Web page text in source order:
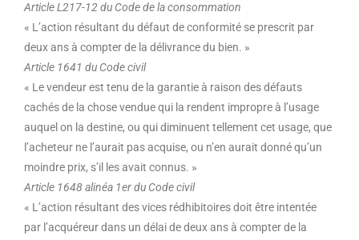
Article L217-12 du Code de la consommation
« L’action résultant du défaut de conformité se prescrit par
deux ans à compter de la délivrance du bien. »
Article 1641 du Code civil
« Le vendeur est tenu de la garantie à raison des défauts
cachés de la chose vendue qui la rendent impropre à l’usage
auquel on la destine, ou qui diminuent tellement cet usage, que
l’acheteur ne l’aurait pas acquise, ou n’en aurait donné qu’un
moindre prix, s’il les avait connus. »
Article 1648 alinéa 1er du Code civil
« L’action résultant des vices rédhibitoires doit être intentée
par l’acquéreur dans un délai de deux ans à compter de la